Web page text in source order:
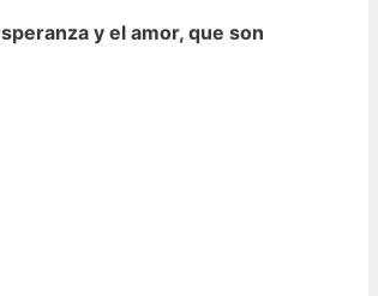
y el amor, que son